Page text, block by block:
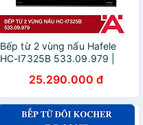
Bếp từ 2 vùng nấu Hafele
HC-I7325B 533.09.979 |
hãng | Bảo hành chính hãng
25.290.000 đ